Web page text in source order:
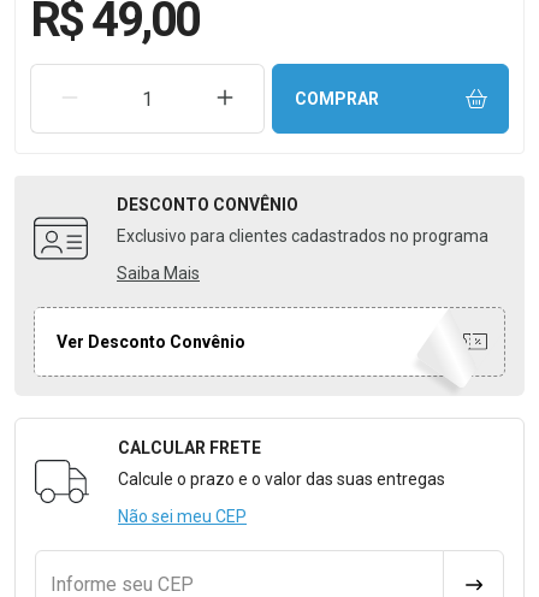
R$ 49,00
REMOVER UMA UNIDADEAUMENTAR UMA UNIDADE
COMPRAR
DESCONTO CONVÊNIO
Exclusivo para clientes cadastrados no programa
Saiba Mais
Ver Desconto Convênio
Formulário para Calcular o Frete
CALCULAR FRETE
Calcule o prazo e o valor das suas entregas
Não sei meu CEP
Informe seu CEP